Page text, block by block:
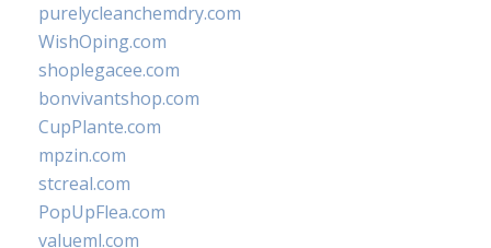
purelycleanchemdry.com
WishOping.com
shoplegacee.com
bonvivantshop.com
CupPlante.com
mpzin.com
stcreal.com
PopUpFlea.com
valueml.com